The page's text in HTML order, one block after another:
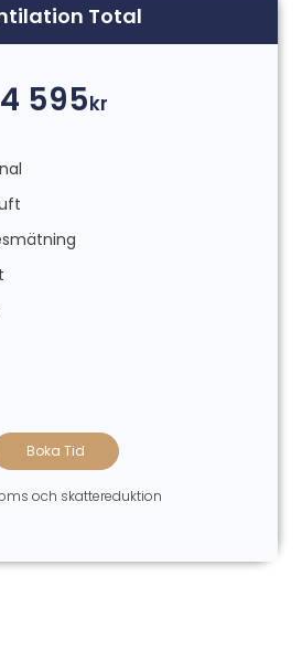
Total
4 595kr
Boka Tid
och skattereduktion